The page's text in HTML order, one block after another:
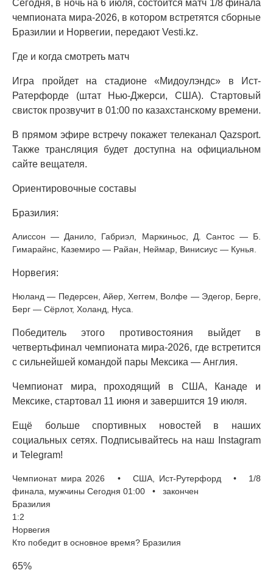
Сегодня, в ночь на 6 июля, состоится матч 1/8 финала
чемпионата мира-2026, в котором встретятся сборные
Бразилии и Норвегии, передают Vesti.kz.
Где и когда смотреть матч
Игра пройдет на стадионе «Мидоулэндс» в Ист-
Ратерфорде (штат Нью-Джерси, США). Стартовый
свисток прозвучит в 01:00 по казахстанскому времени.
В прямом эфире встречу покажет телеканал Qazsport.
Также трансляция будет доступна на официальном
сайте вещателя.
Ориентировочные составы
Бразилия:
Алиссон — Данило, Габриэл, Маркиньос, Д. Сантос — Б.
Гимарайнс, Каземиро — Райан, Неймар, Винисиус — Кунья.
Норвегия:
Нюланд — Педерсен, Айер, Хеггем, Волфе — Эдегор, Берге,
Берг — Сёрлот, Холанд, Нуса.
Победитель этого противостояния выйдет в
четвертьфинал чемпионата мира-2026, где встретится
с сильнейшей командой пары Мексика — Англия.
Чемпионат мира, проходящий в США, Канаде и
Мексике, стартовал 11 июня и завершится 19 июля.
Ещё больше спортивных новостей в наших
социальных сетях. Подписывайтесь на наш Instagram
и Telegram!
Чемпионат мира 2026 • США, Ист-Рутерфорд • 1/8
финала, мужчины Сегодня 01:00 • закончен
Бразилия
1:2
Норвегия
Кто победит в основное время? Бразилия
65%